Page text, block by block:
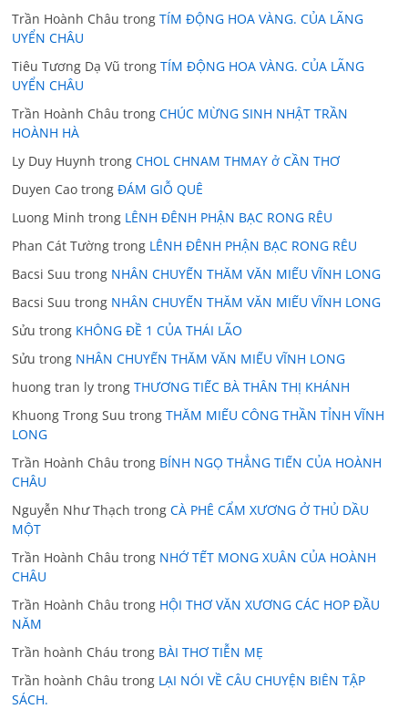
Trần Hoành Châu trongTÍM ĐỘNG HOA VÀNG. CỦA LÃNG
UYỂN CHÂU
Tiêu Tương Dạ Vũ trongTÍM ĐỘNG HOA VÀNG. CỦA LÃNG
UYỂN CHÂU
Trần Hoành Châu trongCHÚC MỪNG SINH NHẬT TRẦN
HOÀNH HÀ
Ly Duy Huynh trongCHOL CHNAM THMAY ở CẦN THƠ
Duyen Cao trongĐÁM GIỖ QUÊ
Luong Minh trong LÊNH ĐÊNH PHẬN BẠC RONG RÊU
Phan Cát Tường trong LÊNH ĐÊNH PHẬN BẠC RONG RÊU
Bacsi Suu trong NHÂN CHUYẾN THĂM VĂN MIẾU VĨNH LONG
Bacsi Suu trong NHÂN CHUYẾN THĂM VĂN MIẾU VĨNH LONG
Sửu trong KHÔNG ĐỀ 1 CỦA THÁI LÃO
Sửu trong NHÂN CHUYẾN THĂM VĂN MIẾU VĨNH LONG
huong tran ly trongTHƯƠNG TIẾC BÀ THÂN THỊ KHÁNH
Khuong Trong Suu trongTHĂM MIẾU CÔNG THẦN TỈNH VĨNH
LONG
Trần Hoành Châu trong BÍNH NGỌ THẲNG TIẾN CỦA HOÀNH
CHÂU
Nguyễn Như Thạch trongCÀ PHÊ CẨM XƯƠNG Ở THỦ DẦU
MỘT
Trần Hoành Châu trong NHỚ TẾT MONG XUÂN CỦA HOÀNH
CHÂU
Trần Hoành Châu trong HỘI THƠ VĂN XƯƠNG CÁC HOP ĐẦU
NĂM
Trần hoành Cháu trong BÀI THƠ TIỄN MẸ
Trần hoành Châu trong LẠI NÓI VỀ CÂU CHUYỆN BIÊN TẬP
SÁCH.